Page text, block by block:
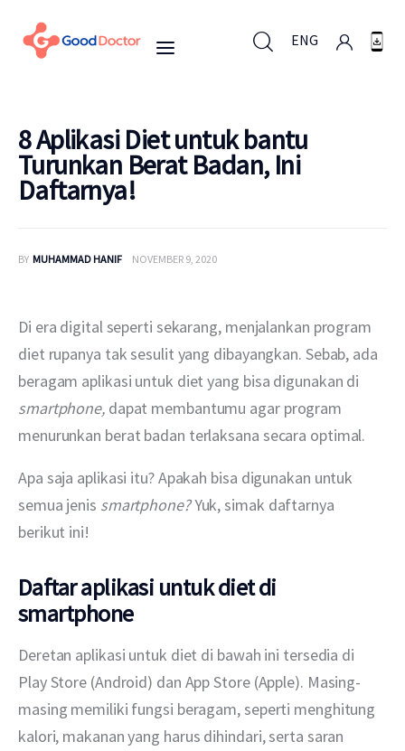
ENG
Untuk Bisnis
Berita
Layanan
8 Aplikasi Diet untuk bantu
Turunkan Berat Badan, Ini
Daftarnya!
BY MUHAMMAD HANIF NOVEMBER 9, 2020
Di era digital seperti sekarang, menjalankan program
diet rupanya tak sesulit yang dibayangkan. Sebab, ada
beragam aplikasi untuk diet yang bisa digunakan di
smartphone, dapat membantumu agar program
menurunkan berat badan terlaksana secara optimal.
Apa saja aplikasi itu? Apakah bisa digunakan untuk
semua jenis smartphone? Yuk, simak daftarnya
berikut ini!
Daftar aplikasi untuk diet di
smartphone
Deretan aplikasi untuk diet di bawah ini tersedia di
Play Store (Android) dan App Store (Apple). Masing-
masing memiliki fungsi beragam, seperti menghitung
kalori, makanan yang harus dihindari, serta saran